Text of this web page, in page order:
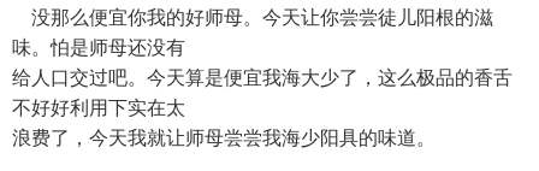
没那么便宜你我的好师母。今天让你尝尝徒儿阳根的滋
味。怕是师母还没有
给人口交过吧。今天算是便宜我海大少了，这么极品的香舌
不好好利用下实在太
浪费了，今天我就让师母尝尝我海少阳具的味道。